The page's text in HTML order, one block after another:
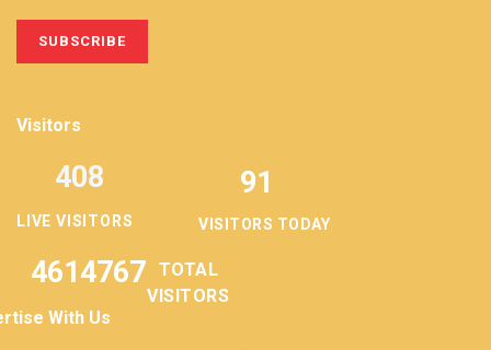
Visitors
LIVE VISITORS
408 91
VISITORS TODAY
4614767
TOTAL
VISITORS
With Us